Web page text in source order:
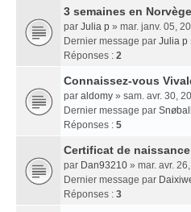
3 semaines en Norvège
par Julia p » mar. janv. 05,
Dernier message par Julia p
Réponses : 2
Connaissez-vous
par aldomy » sam. avr. 30,
Dernier message par Snøball
Réponses : 5
Certificat de naissance
par Dan93210 » mar. avr.
Dernier message par
Réponses : 3